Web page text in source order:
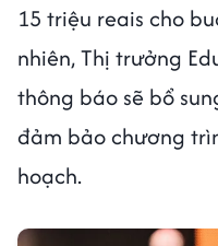
15 triệu reais cho
nhiên, Thị trưởng
thông báo sẽ bổ
đảm bảo chương
hoạch.